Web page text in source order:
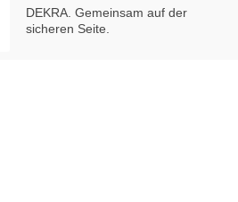
DEKRA. Gemeinsam auf der
sicheren Seite.